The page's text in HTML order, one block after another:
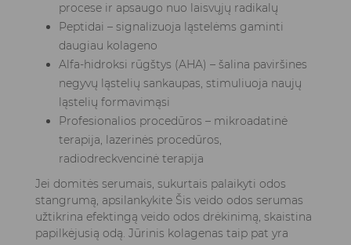
procese ir apsaugo nuo laisvųjų radikalų
Peptidai – signalizuoja ląstelėms gaminti
daugiau kolageno
Alfa-hidroksi rūgštys (AHA) – šalina paviršines
negyvų ląstelių sankaupas, stimuliuoja naujų
ląstelių formavimąsi
Profesionalios procedūros – mikroadatinė
terapija, lazerinės procedūros,
radiodreckvencinė terapija
Jei domitės serumais, sukurtais palaikyti odos
stangrumą, apsilankykite Šis veido odos serumas
užtikrina efektingą veido odos drėkinimą, skaistina
papilkėjusią odą. Jūrinis kolagenas taip pat yra